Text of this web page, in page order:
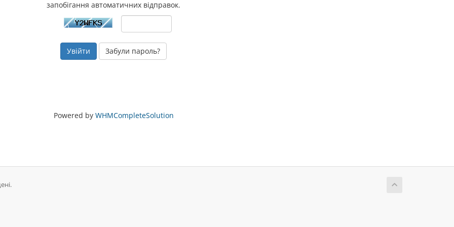
запобігання автоматичних відправок.
Забули пароль?
Powered by WHMCompleteSolution